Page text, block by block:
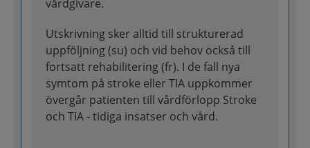
vårdgivare.
Utskrivning sker alltid till strukturerad
uppföljning (su) och vid behov också till
fortsatt rehabilitering (fr). I de fall nya
symtom på stroke eller TIA uppkommer
övergår patienten till vårdförlopp Stroke
och TIA - tidiga insatser och vård.